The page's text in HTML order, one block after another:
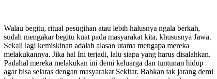
Walau begitu, ritual pesugihan atau lebih halusnya ngala berkah,
sudah mengakar begitu kuat pada masyarakat kita, khususnya Jawa.
Sekali lagi kemiskinan adalah alasan utama mengapa mereka
melakukannya. Jika hal Ini terjadi, lalu siapa yang harus disalahkan.
Padahal mereka melakukan ini demi keluarga dan tuntunan hidup
agar bisa selaras dengan masyarakat Sekitar. Bahkan tak jarang demi